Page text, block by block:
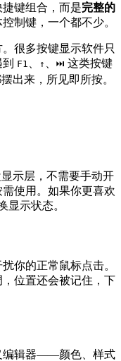
键组合，而是完整的
制键，一个都不少。
很多按键显示软件只
F1 ↑ ⏭ 这类按键
出来，所见即所按。
示层，不需要手动开
使用。如果你更喜欢
显示状态。
你的正常鼠标点击。
位置还会被记住，下
编辑器——颜色、样式